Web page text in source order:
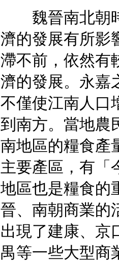
魏晉南北朝時
濟的發展有所影
滯不前，依然有
濟的發展。永嘉
不僅使江南人口
到南方。當地農
南地區的糧食產
主要產區，有「
地區也是糧食的
晉、南朝商業的
出現了建康、京
禺等一些大型商